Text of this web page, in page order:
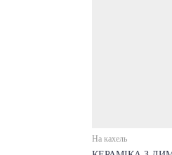
На кахель